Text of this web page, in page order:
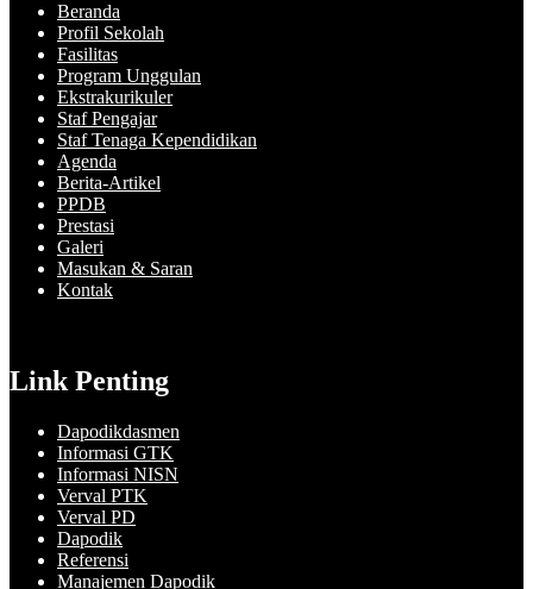
Beranda
Profil Sekolah
Fasilitas
Program Unggulan
Ekstrakurikuler
Staf Pengajar
Staf Tenaga Kependidikan
Agenda
Berita-Artikel
PPDB
Prestasi
Galeri
Masukan & Saran
Kontak
Link Penting
Dapodikdasmen
Informasi GTK
Informasi NISN
Verval PTK
Verval PD
Dapodik
Referensi
Manajemen Dapodik